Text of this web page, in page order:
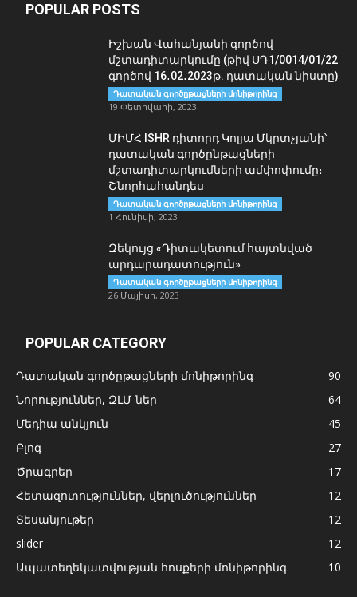
POPULAR POSTS
Իշխան Վահանյանի գործով
մշտադիտարկումը (թիվ ՍԴ1/0014/01/22
գործով 16․02․2023թ. դատական նիստը)
Դատական գործըթացների մոնիթորինգ
19 Փետրվարի, 2023
ՄԻՄՀ ISHR դիտորդ Կոլյա Մկրտչյանի՝
դատական գործընթացների
մշտադիտարկումների ամփոփումը։
Շնորհահանդես
Դատական գործըթացների մոնիթորինգ
1 Հունիսի, 2023
Զեկույց «Դիտակետում հայտնված
արդարադատություն»
Դատական գործըթացների մոնիթորինգ
26 Մայիսի, 2023
POPULAR CATEGORY
Դատական գործըթացների մոնիթորինգ
90
Նորություններ, ԶԼՄ-ներ
64
Մեդիա անկյուն
45
Բլոգ
27
Ծրագրեր
17
Հետազոտություններ, վերլուծություններ
12
Տեսանյութեր
12
slider
12
Ապատեղեկատվության հոսքերի մոնիթորինգ
10